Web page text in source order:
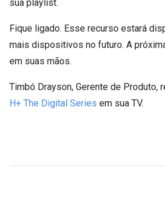
sua playlist.
Fique ligado. Esse recurso estará
mais dispositivos no futuro. A
em suas mãos.
Timbó Drayson, Gerente de Produto,
H+ The Digital Series em sua TV.